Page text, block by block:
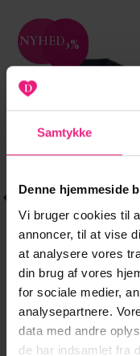
Samtykke
Denne hjemmeside
Vi bruger cookies til
annoncer, til at vise
at analysere vores
din brug af vores
for sociale medier,
analysepartnere.
data med andre
de har indsamlet fra
-20%
NYHED
STRIK & CARDIGANS
PCSALLY SS KNIT
CHECK
CARDIGAN BC.
LÆG I KURV
Dette
vare
har
varianter.
Mulighederne
kr..